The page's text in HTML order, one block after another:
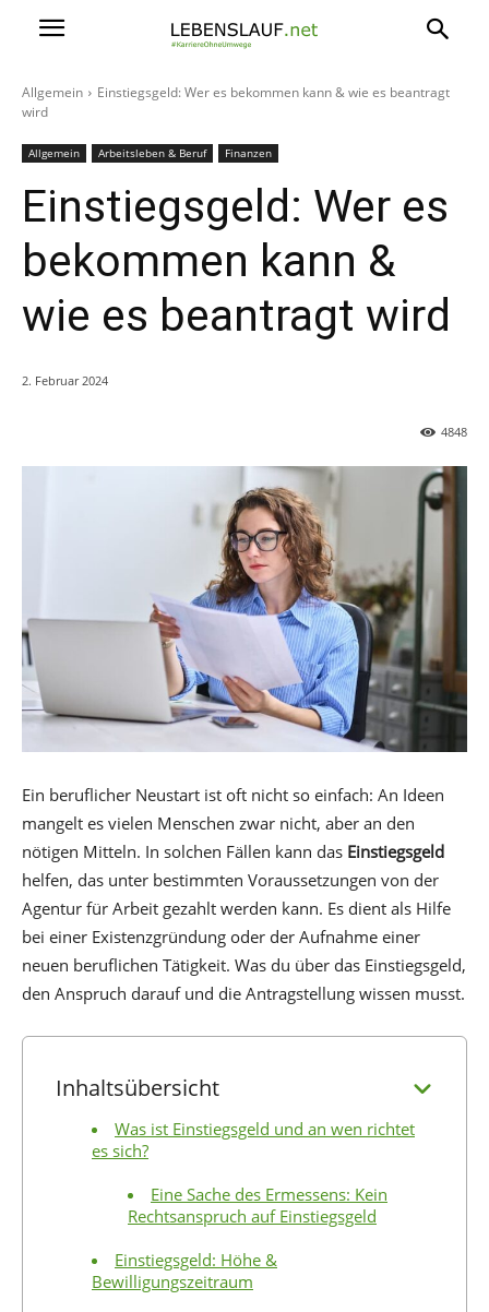
Allgemein
Einstiegsgeld: Wer es bekommen kann & wie es beantragt
wird
Allgemein Arbeitsleben & Beruf Finanzen
Einstiegsgeld: Wer es
bekommen kann &
wie es beantragt wird
2. Februar 2024
4848
Ein beruflicher Neustart ist oft nicht so einfach: An Ideen
mangelt es vielen Menschen zwar nicht, aber an den
nötigen Mitteln. In solchen Fällen kann das Einstiegsgeld
helfen, das unter bestimmten Voraussetzungen von der
Agentur für Arbeit gezahlt werden kann. Es dient als Hilfe
bei einer Existenzgründung oder der Aufnahme einer
neuen beruflichen Tätigkeit. Was du über das Einstiegsgeld,
den Anspruch darauf und die Antragstellung wissen musst.
Inhaltsübersicht
Was ist Einstiegsgeld und an wen richtet
es sich?
Eine Sache des Ermessens: Kein
Rechtsanspruch auf Einstiegsgeld
Einstiegsgeld: Höhe &
Bewilligungszeitraum